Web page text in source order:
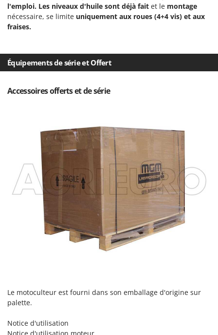
l'emploi. Les niveaux d'huile sont déjà fait et le montage
nécessaire, se limite uniquement aux roues (4+4 vis) et aux
fraises.
Équipements de série et Offert
Accessoires offerts et de série
Le motoculteur est fourni dans son emballage d'origine sur
palette.
Notice d'utilisation
Notice d'utilisation moteur